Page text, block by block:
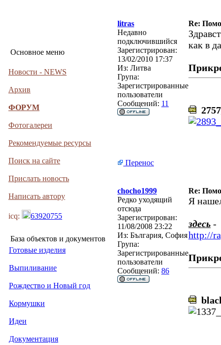
Основное меню
Новости - NEWS
Архив
ФОРУМ
Фотогалереи
Рекомендуемые ресурсы
Поиск на сайте
Прислать новость
Написать автору
icq: 63920755
База объектов и документов
Готовые изделия
Выпиливание
Рождество и Новый год
Кормушки
Идеи
Документация
litras
Re:
Недавно
подключившийся
Зарегистрирован:
13/02/2010 17:37
Из: Литва
Група:
Зарегистрированные
пользователи
Сообщений: 11
как в
Перенос
chocho1999
Re:
Редко уходящий
отсюда
Зарегистрирован:
11/08/2008 23:22
Из: България, София
Група:
Зарегистрированные
пользователи
Сообщений: 86
Я
здесь -
http://